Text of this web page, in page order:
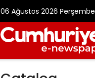
06 Ağustos 2026 Perşembe